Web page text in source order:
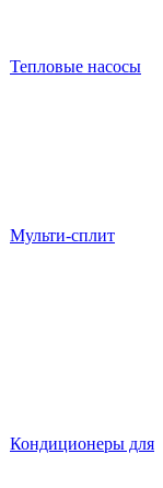
Тепловые насосы
Мульти-сплит
Кондиционеры для